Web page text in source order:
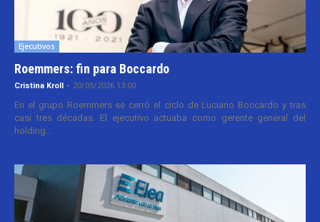
Ejecutivos
Roemmers: fin para Boccardo
Cristina Kroll - 20/05/2026 13:00
En el grupo Roemmers se cerró el ciclo de Luciano Boccardo y tras
casi tres décadas. El ejecutivo actuaba como gerente general del
holding...